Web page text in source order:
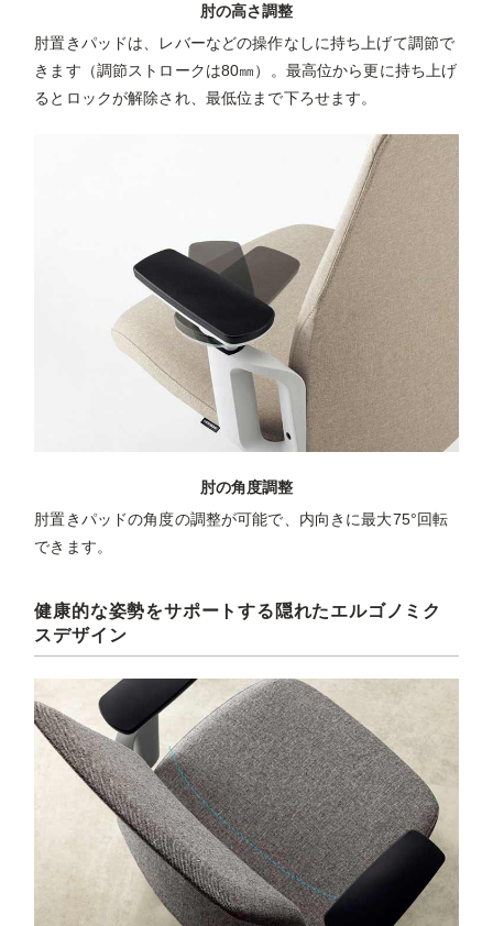
肘の高さ調整
肘置きパッドは、レバーなどの操作なしに持ち上げて調節で
きます（調節ストロークは80㎜）。最高位から更に持ち上げ
るとロックが解除され、最低位まで下ろせます。
肘の角度調整
肘置きパッドの角度の調整が可能で、内向きに最大75°回転
できます。
健康的な姿勢をサポートする隠れたエルゴノミク
スデザイン